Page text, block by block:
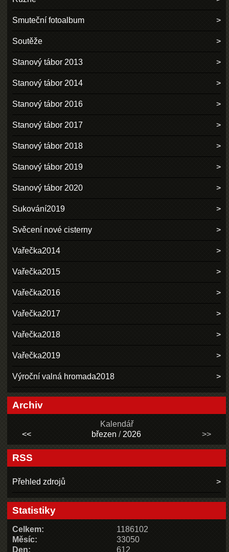
Smuteční fotoalbum
Soutěže
Stanový tábor 2013
Stanový tábor 2014
Stanový tábor 2016
Stanový tábor 2017
Stanový tábor 2018
Stanový tábor 2019
Stanový tábor 2020
Sukování2019
Svěcení nové cisterny
Vařečka2014
Vařečka2015
Vařečka2016
Vařečka2017
Vařečka2018
Vařečka2019
Výroční valná hromada2018
Archiv
Kalendář
<<
březen / 2026 >>
RSS
Přehled zdrojů
Statistiky
Celkem:
1186102
Měsíc:
33050
Den:
612